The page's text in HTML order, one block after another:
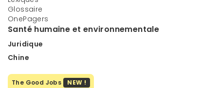
Glossaire
OnePagers
Santé humaine et environnementale
Juridique
Chine
The Good Jobs NEW !